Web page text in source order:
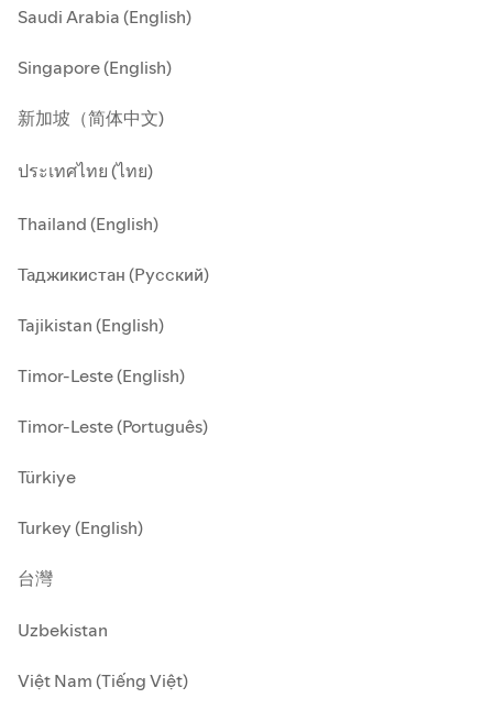
Saudi Arabia (English)
Singapore (English)
新加坡（简体中文)
ประเทศไทย (ไทย)
Thailand (English)
Таджикистан (Русский)
Tajikistan (English)
Timor-Leste (English)
Timor-Leste (Português)
Türkiye
Turkey (English)
台灣
Uzbekistan
Việt Nam (Tiếng Việt)